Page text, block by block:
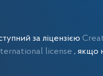
за ліцензією
license , якщо